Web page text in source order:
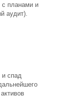
с планами и
аудит).
и спад